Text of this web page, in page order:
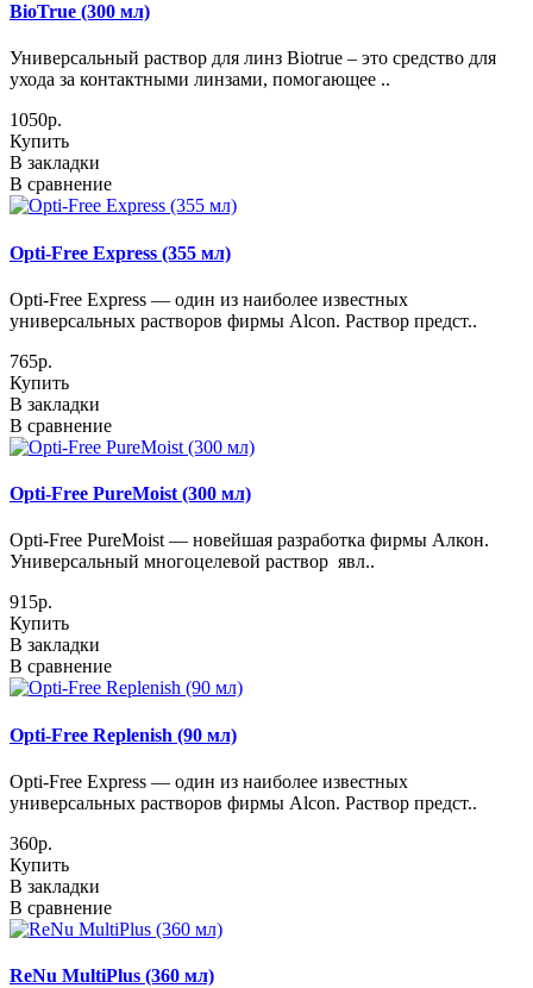
BioTrue (300 мл)
Универсальный раствор для линз Biotrue – это средство для
ухода за контактными линзами, помогающее ..
1050р.
Купить
В закладки
В сравнение
Opti-Free Express (355 мл)
Opti-Free Express — один из наиболее известных
универсальных растворов фирмы Alcon. Раствор предст..
765р.
Купить
В закладки
В сравнение
Opti-Free PureMoist (300 мл)
Opti-Free PureMoist — новейшая разработка фирмы Алкон.
Универсальный многоцелевой раствор явл..
915р.
Купить
В закладки
В сравнение
Opti-Free Replenish (90 мл)
Opti-Free Express — один из наиболее известных
универсальных растворов фирмы Alcon. Раствор предст..
360р.
Купить
В закладки
В сравнение
ReNu MultiPlus (360 мл)